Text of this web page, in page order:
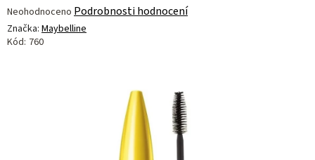
Průměrné
hodnocení
produktu
Neohodnoceno Podrobnosti hodnocení
Značka: Maybelline
Kód: 760